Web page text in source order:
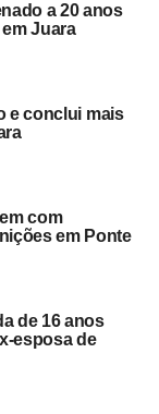
a 20 anos
Juara
e conclui mais
com
em Ponte
de 16 anos
esposa de